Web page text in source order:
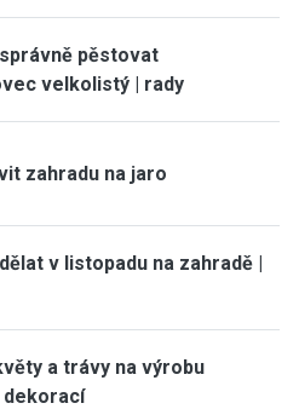
pěstovat
velkolistý | rady
zahradu na jaro
v listopadu na zahradě |
a trávy na výrobu
dekorací